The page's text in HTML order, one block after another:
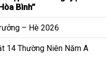
Bình”
– Hè 2026
14 Thường Niên Năm A